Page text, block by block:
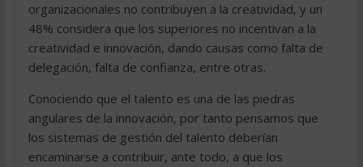
organizacionales no contribuyen a la creatividad, y un
48% considera que los superiores no incentivan a la
creatividad e innovación, dando causas como falta de
delegación, falta de confianza, entre otras.
Conociendo que el talento es una de las piedras
angulares de la innovación, por tanto pensamos que
los sistemas de gestión del talento deberían
encaminarse a contribuir, ante todo, a que los